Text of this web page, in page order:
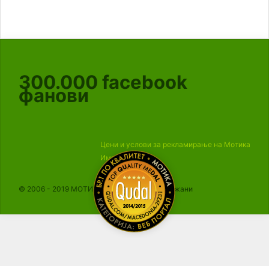
300.000 facebook
фанови
Цени и услови за рекламирање на Мотика
Импресум
© 2006 - 2019 МОТИКА, Сите права се задржани